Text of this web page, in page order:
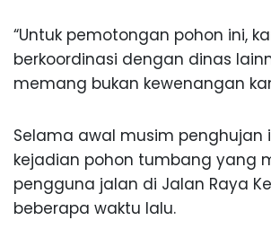
“Untuk pemotongan pohon ini,
berkoordinasi dengan dinas
memang bukan kewenangan
Selama awal musim penghujan
kejadian pohon tumbang yang
pengguna jalan di Jalan Raya
beberapa waktu lalu.